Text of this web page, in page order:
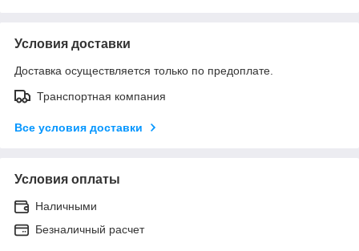
Условия доставки
Доставка осуществляется только по предоплате.
Транспортная компания
Все условия доставки
Условия оплаты
Наличными
Безналичный расчет